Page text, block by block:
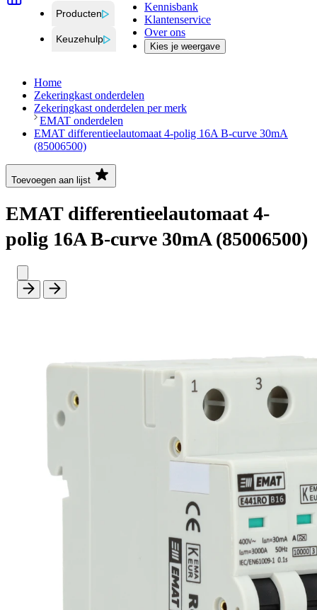
Producten
Keuzehulp
Kennisbank
Klantenservice
Over ons
Kies je weergave
Home
Zekeringkast onderdelen
Zekeringkast onderdelen per merk
EMAT onderdelen
EMAT differentieelautomaat 4-polig 16A B-curve 30mA
(85006500)
Toevoegen aan lijst
EMAT differentieelautomaat 4-
polig 16A B-curve 30mA (85006500)